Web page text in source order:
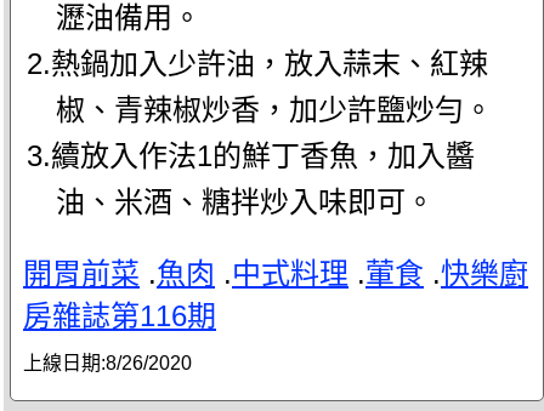
瀝油備用。
2.熱鍋加入少許油，放入蒜末、紅辣
椒、青辣椒炒香，加少許鹽炒勻。
3.續放入作法1的鮮丁香魚，加入醬
油、米酒、糖拌炒入味即可。
開胃前菜 .魚肉 .中式料理 .葷食 .快樂廚
房雜誌第116期
上線日期:8/26/2020